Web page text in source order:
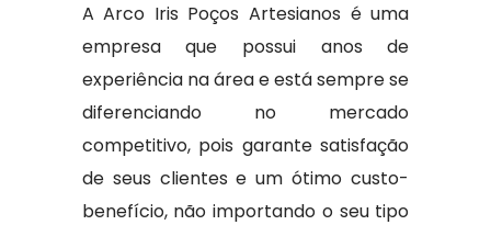
A Arco Iris Poços Artesianos é uma
empresa que possui anos de
experiência na área e está sempre se
diferenciando no mercado
competitivo, pois garante satisfação
de seus clientes e um ótimo custo-
benefício, não importando o seu tipo